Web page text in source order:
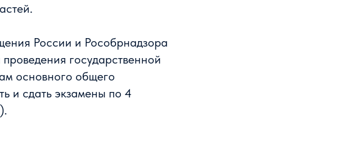
России и Рособрнадзора
государственной
основного общего
и сдать экзамены по 4